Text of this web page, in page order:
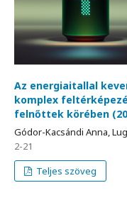
Az energiaitallal
komplex
felnőttek körében
Gódor-Kacsándi Anna,
2-21
Teljes szöveg